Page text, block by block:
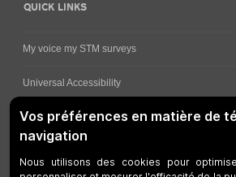
QUICK LINKS
My voice my STM surveys
Universal Accessibility
Ways for viewing bus schedules